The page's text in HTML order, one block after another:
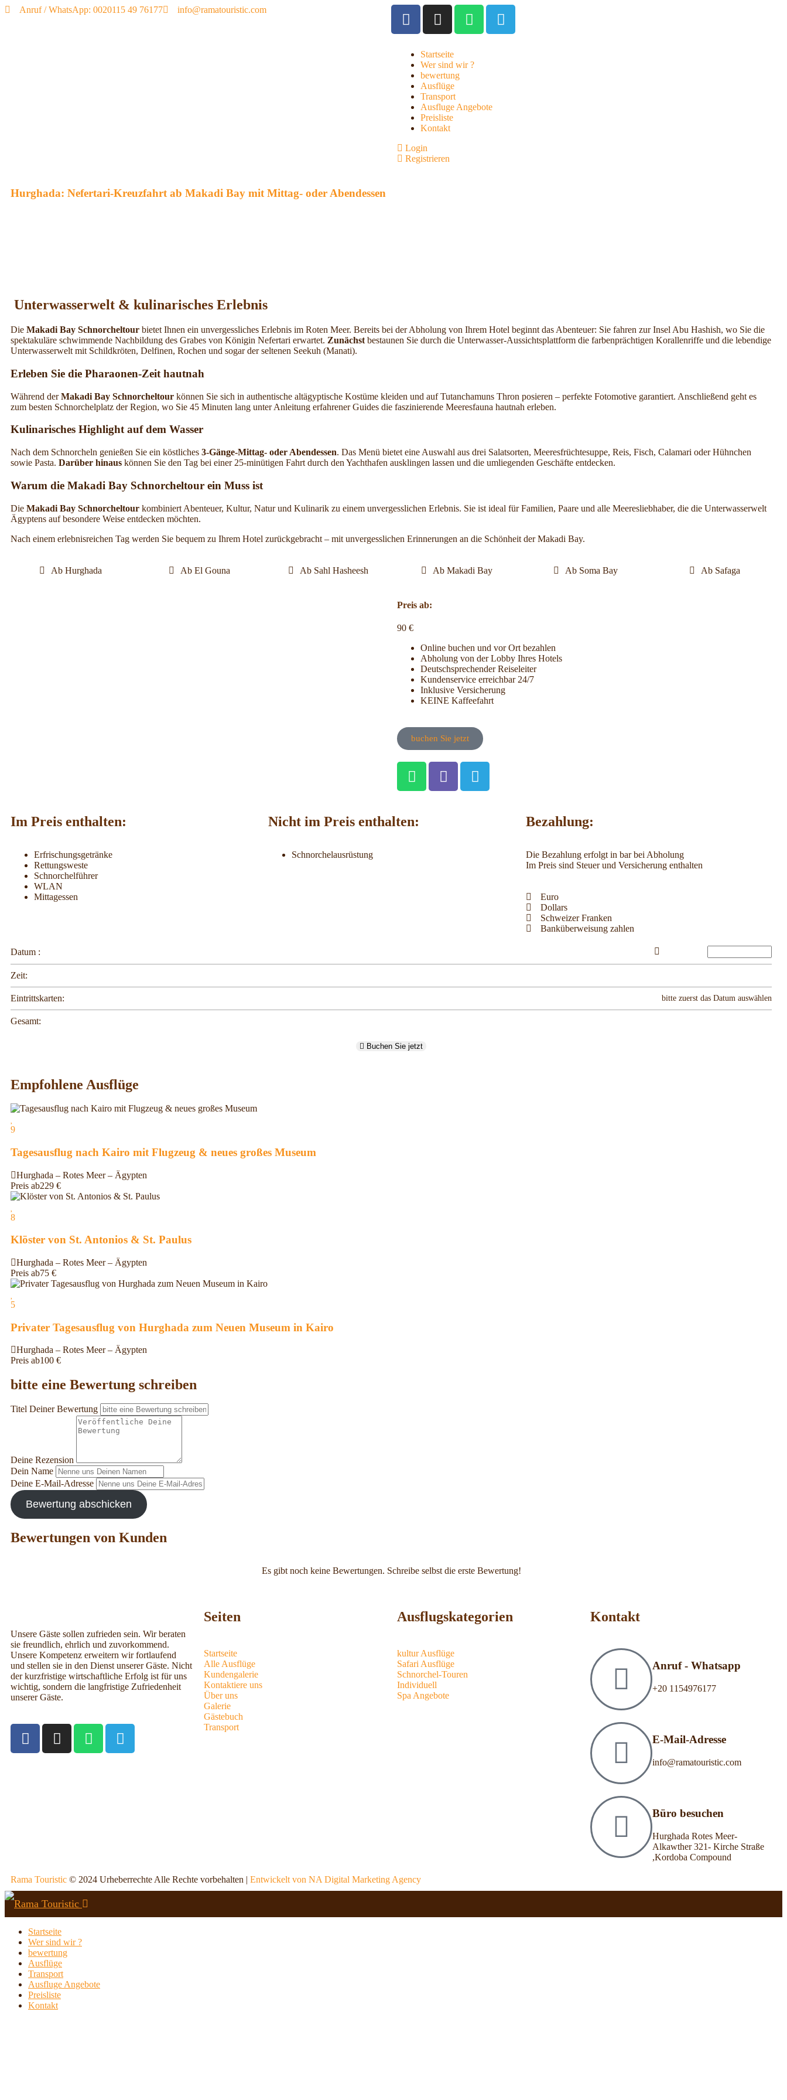
Anruf / WhatsApp: 0020115 49 76177 info@ramatouristic.com
Startseite
Wer sind wir ?
bewertung
Ausflüge
Transport
Ausfluge Angebote
Preisliste
Kontakt
Login
Registrieren
Hurghada: Nefertari-Kreuzfahrt ab Makadi Bay mit Mittag- oder Abendessen
Unterwasserwelt & kulinarisches Erlebnis
Die Makadi Bay Schnorcheltour bietet Ihnen ein unvergessliches Erlebnis im Roten Meer. Bereits bei der Abholung von Ihrem Hotel beginnt das Abenteuer: Sie fahren zur Insel Abu Hashish, wo Sie die
spektakuläre schwimmende Nachbildung des Grabes von Königin Nefertari erwartet. Zunächst bestaunen Sie durch die Unterwasser-Aussichtsplattform die farbenprächtigen Korallenriffe und die lebendige
Unterwasserwelt mit Schildkröten, Delfinen, Rochen und sogar der seltenen Seekuh (Manati).
Erleben Sie die Pharaonen-Zeit hautnah
Während derMakadi Bay Schnorcheltour können Sie sich in authentische altägyptische Kostüme kleiden und auf Tutanchamuns Thron posieren – perfekte Fotomotive garantiert. Anschließend geht es
zum besten Schnorchelplatz der Region, wo Sie 45 Minuten lang unter Anleitung erfahrener Guides die faszinierende Meeresfauna hautnah erleben.
Kulinarisches Highlight auf dem Wasser
Nach dem Schnorcheln genießen Sie ein köstliches 3-Gänge-Mittag- oder Abendessen. Das Menü bietet eine Auswahl aus drei Salatsorten, Meeresfrüchtesuppe, Reis, Fisch, Calamari oder Hühnchen
sowie Pasta. Darüber hinaus können Sie den Tag bei einer 25-minütigen Fahrt durch den Yachthafen ausklingen lassen und die umliegenden Geschäfte entdecken.
Warum die Makadi Bay Schnorcheltour ein Muss ist
Die Makadi Bay Schnorcheltour kombiniert Abenteuer, Kultur, Natur und Kulinarik zu einem unvergesslichen Erlebnis. Sie ist ideal für Familien, Paare und alle Meeresliebhaber, die die Unterwasserwelt
Ägyptens auf besondere Weise entdecken möchten.
Nach einem erlebnisreichen Tag werden Sie bequem zu Ihrem Hotel zurückgebracht – mit unvergesslichen Erinnerungen an die Schönheit der Makadi Bay.
Ab Hurghada Ab El Gouna Ab Sahl Hasheesh Ab Makadi Bay Ab Soma Bay Ab Safaga
Preis ab:
90 €
Online buchen und vor Ort bezahlen
Abholung von der Lobby Ihres Hotels
Deutschsprechender Reiseleiter
Kundenservice erreichbar 24/7
Inklusive Versicherung
KEINE Kaffeefahrt
buchen Sie jetzt
Im Preis enthalten:
Erfrischungsgetränke
Rettungsweste
Schnorchelführer
WLAN
Mittagessen
Nicht im Preis enthalten:
Schnorchelausrüstung
Bezahlung:
Die Bezahlung erfolgt in bar bei Abholung
Im Preis sind Steuer und Versicherung enthalten
Euro
Dollars
Schweizer Franken
Banküberweisung zahlen
Datum :
Zeit:
Eintrittskarten: bitte zuerst das Datum auswählen
Gesamt:
Buchen Sie jetzt
Empfohlene Ausflüge
9
Tagesausflug nach Kairo mit Flugzeug & neues großes Museum
Hurghada – Rotes Meer – Ägypten
Preis ab229 €
8
Klöster von St. Antonios & St. Paulus
Hurghada – Rotes Meer – Ägypten
Preis ab75 €
5
Privater Tagesausflug von Hurghada zum Neuen Museum in Kairo
Hurghada – Rotes Meer – Ägypten
Preis ab100 €
bitte eine Bewertung schreiben
Titel Deiner Bewertung
Deine Rezension
Dein Name
Deine E-Mail-Adresse
Bewertung abschicken
Bewertungen von Kunden
Es gibt noch keine Bewertungen. Schreibe selbst die erste Bewertung!
Unsere Gäste sollen zufrieden sein. Wir beraten
sie freundlich, ehrlich und zuvorkommend.
Unsere Kompetenz erweitern wir fortlaufend
und stellen sie in den Dienst unserer Gäste. Nicht
der kurzfristige wirtschaftliche Erfolg ist für uns
wichtig, sondern die langfristige Zufriedenheit
unserer Gäste.
Seiten
Startseite
Alle Ausflüge
Kundengalerie
Kontaktiere uns
Über uns
Galerie
Gästebuch
Transport
Ausflugskategorien
kultur Ausflüge
Safari Ausflüge
Schnorchel-Touren
Individuell
Spa Angebote
Kontakt
Anruf - Whatsapp
‎+20 1154976177
E-Mail-Adresse
info@ramatouristic.com
Büro besuchen
Hurghada Rotes Meer-
Alkawther 321- Kirche Straße
,Kordoba Compound
Rama Touristic © 2024 Urheberrechte Alle Rechte vorbehalten | Entwickelt von NA Digital Marketing Agency
Startseite
Wer sind wir ?
bewertung
Ausflüge
Transport
Ausfluge Angebote
Preisliste
Kontakt